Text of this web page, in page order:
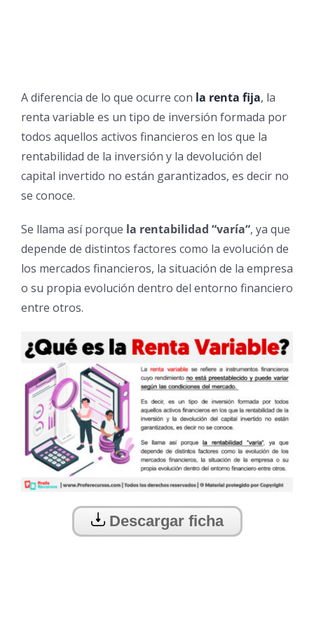
A diferencia de lo que ocurre con la renta fija, la
renta variable es un tipo de inversión formada por
todos aquellos activos financieros en los que la
rentabilidad de la inversión y la devolución del
capital invertido no están garantizados, es decir no
se conoce.
Se llama así porque la rentabilidad “varía“, ya que
depende de distintos factores como la evolución de
los mercados financieros, la situación de la empresa
o su propia evolución dentro del entorno financiero
entre otros.
Descargar ficha